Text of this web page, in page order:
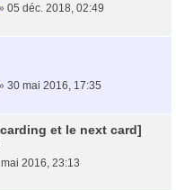
05 déc. 2018, 02:49
30 mai 2016, 17:35
et le next card]
2016, 23:13